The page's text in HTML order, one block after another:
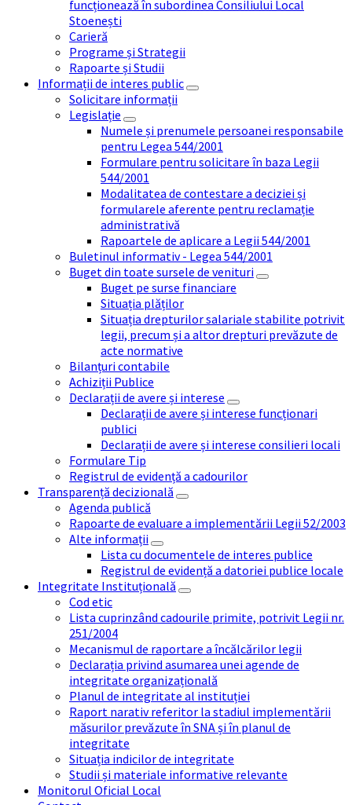
funcționează în subordinea Consiliului Local
Stoenești
Carieră
Programe și Strategii
Rapoarte și Studii
Informații de interes public
Solicitare informații
Legislație
Numele și prenumele persoanei responsabile
pentru Legea 544/2001
Formulare pentru solicitare în baza Legii
544/2001
Modalitatea de contestare a deciziei și
formularele aferente pentru reclamație
administrativă
Rapoartele de aplicare a Legii 544/2001
Buletinul informativ - Legea 544/2001
Buget din toate sursele de venituri
Buget pe surse financiare
Situația plăților
Situația drepturilor salariale stabilite potrivit
legii, precum și a altor drepturi prevăzute de
acte normative
Bilanțuri contabile
Achiziții Publice
Declarații de avere și interese
Declarații de avere și interese funcționari
publici
Declarații de avere și interese consilieri locali
Formulare Tip
Registrul de evidență a cadourilor
Transparență decizională
Agenda publică
Rapoarte de evaluare a implementării Legii 52/2003
Alte informații
Lista cu documentele de interes publice
Registrul de evidență a datoriei publice locale
Integritate Instituțională
Cod etic
Lista cuprinzând cadourile primite, potrivit Legii nr.
251/2004
Mecanismul de raportare a încălcărilor legii
Declarația privind asumarea unei agende de
integritate organizațională
Planul de integritate al instituției
Raport narativ referitor la stadiul implementării
măsurilor prevăzute în SNA și în planul de
integritate
Situația indicilor de integritate
Studii și materiale informative relevante
Monitorul Oficial Local